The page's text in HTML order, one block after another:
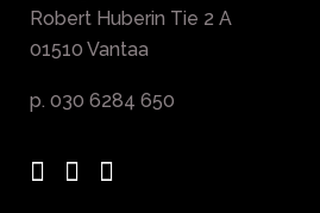
Robert Huberin Tie 2 A
01510 Vantaa
p. 030 6284 650